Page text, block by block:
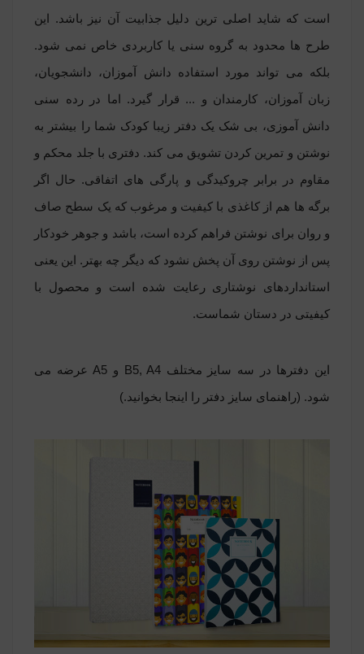
است که شاید اصلی ترین دلیل جذابیت آن نیز باشد. این
طرح ها محدود به گروه سنی یا کاربردی خاص نمی شود.
بلکه می تواند مورد استفاده دانش آموزان، دانشجویان،
زبان آموزان، کارمندان و ... قرار گیرد. اما در رده سنی
دانش آموزی، بی شک یک دفتر زیبا کودک شما را بیشتر به
نوشتن و تمرین کردن تشویق می کند. دفتری با جلد محکم و
مقاوم در برابر چروکیدگی و پارگی های اتفاقی. حال اگر
برگه ها هم از کاغذی با کیفیت و مرغوب که یک سطح صاف
و روان برای نوشتن فراهم کرده است، باشد و جوهر خودکار
پس از نوشتن روی آن پخش نشود که دیگر چه بهتر. این یعنی
استانداردهای نوشتاری رعایت شده است و محصول با
کیفیتی در دستان شماست.
این دفترها در سه سایز مختلف B5, A4 و A5 عرضه می
شود. (راهنمای سایز دفتر را اینجا بخوانید.)